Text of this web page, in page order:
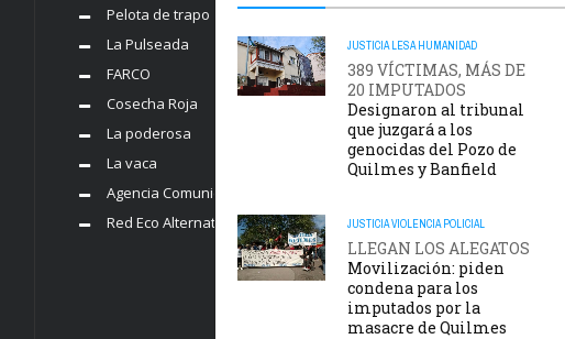
JUSTICIA LESA HUMANIDAD
389 VÍCTIMAS, MÁS DE
20 IMPUTADOS
Designaron al tribunal
que juzgará a los
genocidas del Pozo de
Quilmes y Banfield
JUSTICIAVIOLENCIA POLICIAL
LLEGAN LOS ALEGATOS
Movilización: piden
condena para los
imputados por la
masacre de Quilmes
Pelota de trapo
La Pulseada
FARCO
Cosecha Roja
La poderosa
La vaca
Agencia Comunica
Red Eco Alternativo